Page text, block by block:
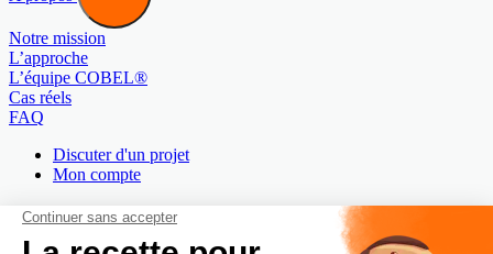
Notre mission
L’approche
L’équipe COBEL®
Cas réels
FAQ
Discuter d'un projet
Mon compte